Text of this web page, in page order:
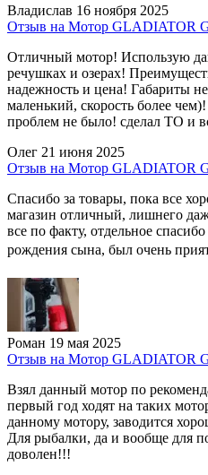
Владислав 16 ноября 2025
Отзыв на Мотор GLADIATOR
Отличный мотор! Использую
речушках и озерах!
надежность и цена! Габариты
маленький, скорость более
проблем не было! сделал ТО и
Олег 21 июня 2025
Отзыв на Мотор GLADIATOR
Спасибо за товары, пока все
магазин отличный, лишнего
все по факту, отдельное
рождения сына, был очень
Роман 19 мая 2025
Отзыв на Мотор GLADIATOR
Взял данный мотор по
первый год ходят на таких
данному мотору, заводится
Для рыбалки, да и вообще для
доволен!!!